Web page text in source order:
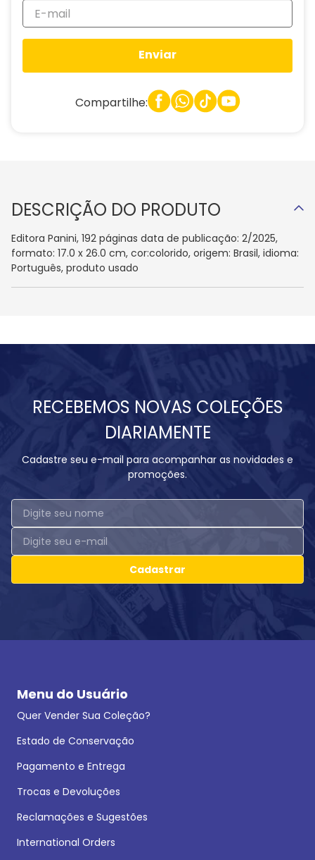
Enviar
Compartilhe:
DESCRIÇÃO DO PRODUTO
Editora Panini, 192 páginas data de publicação: 2/2025,
formato: 17.0 x 26.0 cm, cor:colorido, origem: Brasil, idioma:
Português, produto usado
RECEBEMOS NOVAS COLEÇÕES
DIARIAMENTE
Cadastre seu e-mail para acompanhar as novidades e
promoções.
Cadastrar
Menu do Usuário
Quer Vender Sua Coleção?
Estado de Conservação
Pagamento e Entrega
Trocas e Devoluções
Reclamações e Sugestões
International Orders